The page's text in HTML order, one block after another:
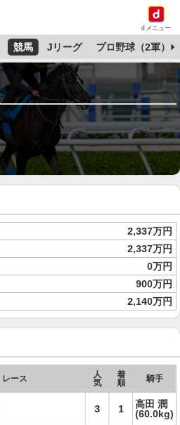
dメニュー
競馬 Jリーグ プロ野球（2軍）
2,337万円
2,337万円
0万円
900万円
2,140万円
レース
人
気
着
順
騎手
3 1
高田 潤
(60.0kg)